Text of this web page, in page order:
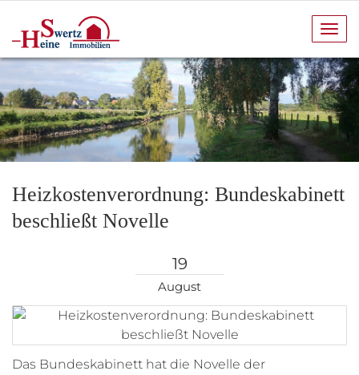
Heizkostenverordnung: Bundeskabinett
beschließt Novelle
19
August
Das Bundeskabinett hat die Novelle der